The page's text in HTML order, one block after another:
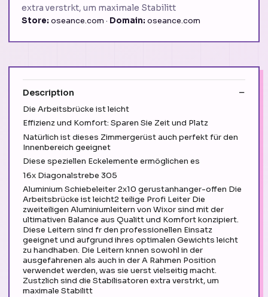
extra verstrkt, um maximale Stabilitt
Store: oseance.com · Domain: oseance.com
Description
Die Arbeitsbrücke ist leicht
Effizienz und Komfort: Sparen Sie Zeit und Platz
Natürlich ist dieses Zimmergerüst auch perfekt für den
Innenbereich geeignet
Diese speziellen Eckelemente ermöglichen es
16x Diagonalstrebe 305
Aluminium Schiebeleiter 2x10 gerustanhanger-offen Die
Arbeitsbrücke ist leicht2 teilige Profi Leiter Die
zweiteiligen Aluminiumleitern von Wixor sind mit der
ultimativen Balance aus Qualitt und Komfort konzipiert.
Diese Leitern sind fr den professionellen Einsatz
geeignet und aufgrund ihres optimalen Gewichts leicht
zu handhaben. Die Leitern knnen sowohl in der
ausgefahrenen als auch in der A Rahmen Position
verwendet werden, was sie uerst vielseitig macht.
Zustzlich sind die Stabilisatoren extra verstrkt, um
maximale Stabilitt